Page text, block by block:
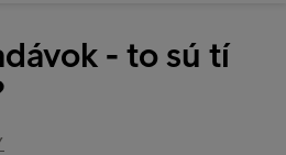
- to sú tí